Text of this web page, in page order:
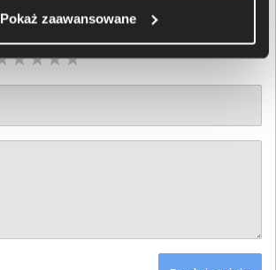
Pokaż zaawansowane